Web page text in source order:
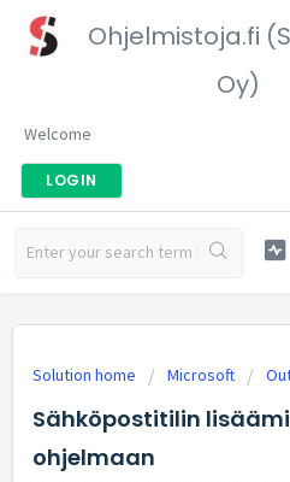
Ohjelmistoja.fi
Oy)
Welcome
LOGIN
Solution home Microsoft
Sähköpostitilin
ohjelmaan